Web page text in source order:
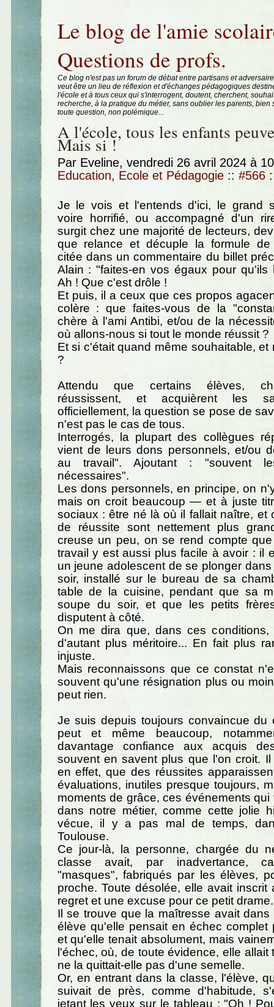
Le blog de l'amie
Questions de profs.
Ce blog n'est pas un forum de débat entre partisans et
veut être un lieu de réflexion et d'échanges pédagogiques
l'école et à tous ceux qui s'interrogent, doutent, cherchent,
recherche, à la pratique du métier, sans oublier les parents, bien
toute question, non polémique...
A l'école, tous les enfants
Mais si !
Par Eveline, vendredi 26 avril 2024 à
Education, Ecole et Pédagogie :: #566
Je le vois et l'entends d'ici, le grand
voire horrifié, ou accompagné d'un
surgit chez une majorité de lecteurs,
que relance et décuple la formule de
citée dans un commentaire du billet
Alain : "faites-en vos égaux pour qu'ils
Ah ! Que c'est drôle !
Et puis, il a ceux que ces propos
colère : que faites-vous de la
chère à l'ami Antibi, et/ou de la
où allons-nous si tout le monde réussit ?
Et si c'était quand même souhaitable, et
?
Attendu que certains élèves,
réussissent, et acquièrent les
officiellement, la question se pose de
n'est pas le cas de tous.
Interrogés, la plupart des collègues
vient de leurs dons personnels, et/ou
au travail". Ajoutant : "souvent
nécessaires".
Les dons personnels, en principe, on
mais on croit beaucoup — et à juste
sociaux : être né là où il fallait naître, et
de réussite sont nettement plus
creuse un peu, on se rend compte
travail y est aussi plus facile à avoir : il
un jeune adolescent de se plonger
soir, installé sur le bureau de sa
table de la cuisine, pendant que sa
soupe du soir, et que les petits
disputent à côté.
On me dira que, dans ces conditions,
d'autant plus méritoire... En fait plus
injuste.
Mais reconnaissons que ce constat
souvent qu'une résignation plus ou
peut rien.
Je suis depuis toujours convaincue du
peut et même beaucoup,
davantage confiance aux acquis
souvent en savent plus que l'on croit.
en effet, que des réussites
évaluations, inutiles presque toujours,
moments de grâce, ces événements
dans notre métier, comme cette jolie
vécue, il y a pas mal de temps,
Toulouse.
Ce jour-là, la personne, chargée du
classe avait, par inadvertance,
"masques", fabriqués par les élèves,
proche. Toute désolée, elle avait inscrit
regret et une excuse pour ce petit drame.
Il se trouve que la maîtresse avait
élève qu'elle pensait en échec complet
et qu'elle tenait absolument, mais
l'échec, où, de toute évidence, elle allait
ne la quittait-elle pas d'une semelle.
Or, en entrant dans la classe, l'élève,
suivait de près, comme d'habitude,
jetant les yeux sur le tableau : "Oh !